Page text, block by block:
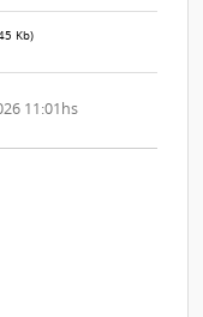
Kb)
11:01hs